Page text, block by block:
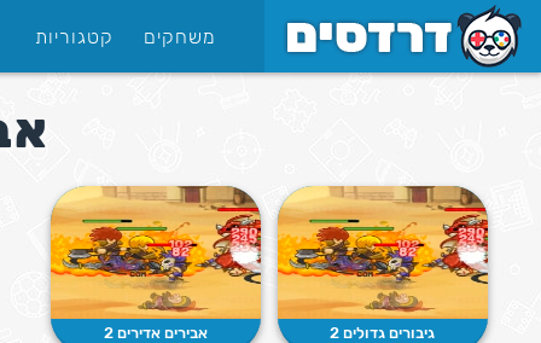
משחקים קטגוריות
גיבורים גדולים 2 אבירים אדירים 2